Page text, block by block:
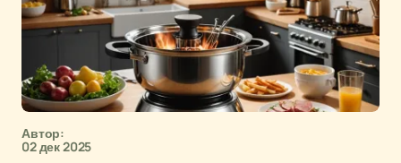
Автор:
02 дек 2025